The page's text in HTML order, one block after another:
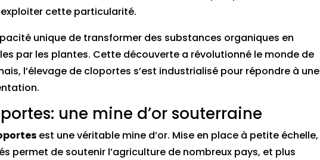
exploiter cette particularité.
unique de transformer des substances organiques en
par les plantes. Cette découverte a révolutionné le monde de
l’élevage de cloportes s’est industrialisé pour répondre à une
une mine d’or souterraine
est une véritable mine d’or. Mise en place à petite échelle,
permet de soutenir l’agriculture de nombreux pays, et plus